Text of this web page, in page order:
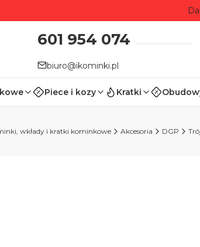
601 954 074
biuro@ikominki.pl
Piece i kozy Kratki
wkłady i kratki kominkowe Akcesoria DGP